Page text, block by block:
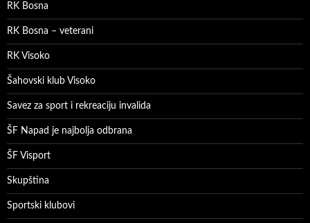
RK Bosna
RK Bosna – veterani
RK Visoko
Šahovski klub Visoko
Savez za sport i rekreaciju invalida
ŠF Napad je najbolja odbrana
ŠF Visport
Skupština
Sportski klubovi